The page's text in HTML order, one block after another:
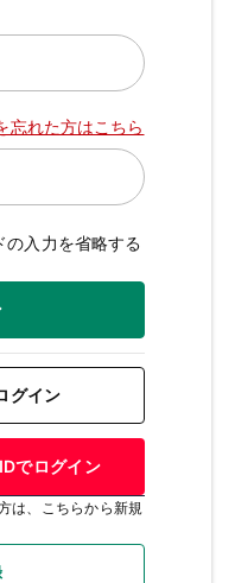
忘れた方はこちら
の入力を省略する
グイン
でログイン
は、こちらから新規